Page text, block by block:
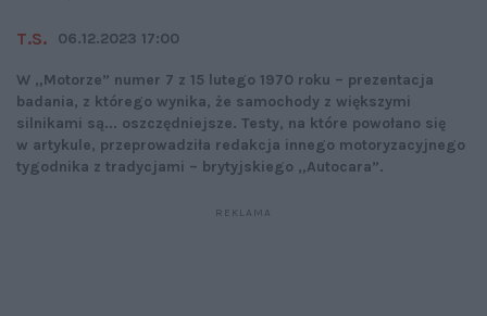
T.S. 06.12.2023 17:00
W „Motorze” numer 7 z 15 lutego 1970 roku – prezentacja
badania, z którego wynika, że samochody z większymi
silnikami są... oszczędniejsze. Testy, na które powołano się
w artykule, przeprowadziła redakcja innego motoryzacyjnego
tygodnika z tradycjami – brytyjskiego „Autocara”.